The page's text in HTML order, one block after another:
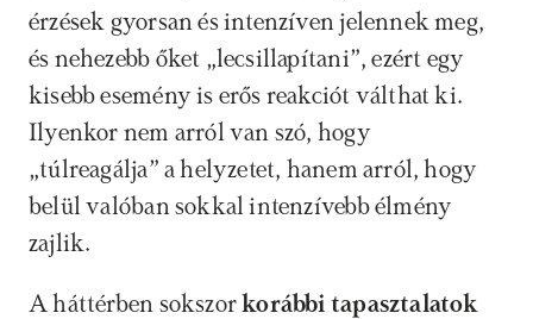
érzések gyorsan és intenzíven jelennek meg,
és nehezebb őket „lecsillapítani”, ezért egy
kisebb esemény is erős reakciót válthat ki.
Ilyenkor nem arról van szó, hogy
„túlreagálja” a helyzetet, hanem arról, hogy
belül valóban sokkal intenzívebb élmény
zajlik.
A háttérben sokszor